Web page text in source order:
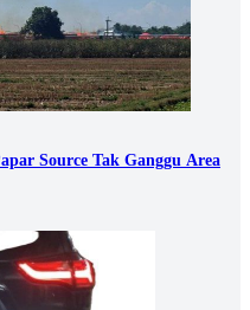
Source Tak Ganggu Area